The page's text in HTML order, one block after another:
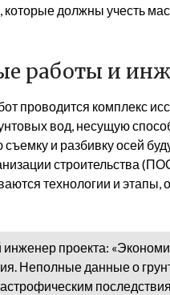
которые должны учесть
работы и
проводится комплекс
вод, несущую
и разбивку осей
строительства
технологии и
проекта:
Неполные данные о